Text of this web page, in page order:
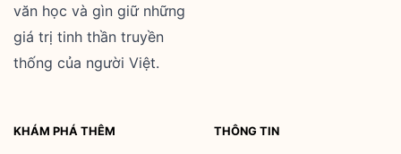
văn học và gìn giữ những
giá trị tinh thần truyền
thống của người Việt.
KHÁM PHÁ THÊM THÔNG TIN